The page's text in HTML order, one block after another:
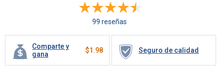
99 reseñas
Comparte y
gana
$1.98 Seguro de calidad